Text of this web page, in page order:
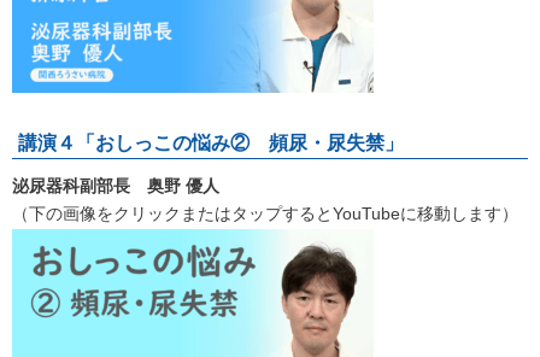
講演４「おしっこの悩み② 頻尿・尿失禁」
泌尿器科副部長 奥野 優人
（下の画像をクリックまたはタップするとYouTubeに移動します）